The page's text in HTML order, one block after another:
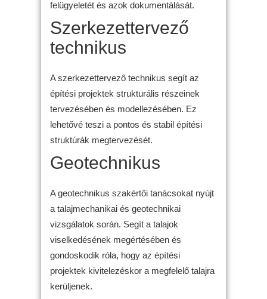
felügyeletét és azok dokumentálását.
Szerkezettervező
technikus
A szerkezettervező technikus segít az
építési projektek strukturális részeinek
tervezésében és modellezésében. Ez
lehetővé teszi a pontos és stabil építési
struktúrák megtervezését.
Geotechnikus
A geotechnikus szakértői tanácsokat nyújt
a talajmechanikai és geotechnikai
vizsgálatok során. Segít a talajok
viselkedésének megértésében és
gondoskodik róla, hogy az építési
projektek kivitelezéskor a megfelelő talajra
kerüljenek.